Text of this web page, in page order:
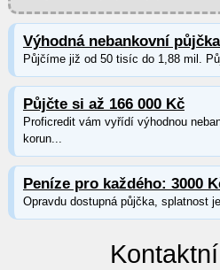
Výhodná nebankovní
Půjčíme již od 50 tisíc do 1,88 mil.
Půjčte si až 166 000 Kč
Proficredit vám vyřídí výhodnou
korun...
Peníze pro každého: 3000
Opravdu dostupná půjčka, splatnost